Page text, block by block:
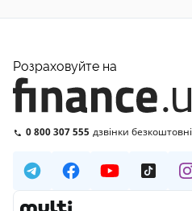
Розраховуйте на
0 800 307 555 дзвінки безкоштовні